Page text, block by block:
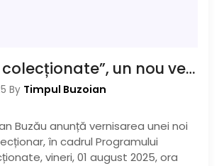
„Moșteniri colecționate”, un nou vernisaj la Muzeul Județean
By Timpul Buzoian
Buzău anunță vernisarea unei noi
în cadrul Programului
vineri, 01 august 2025, ora